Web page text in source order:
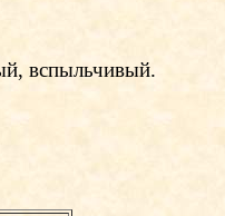
вспыльчивый.